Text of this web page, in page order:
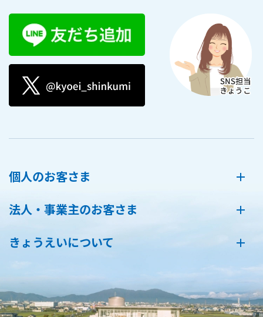
個人のお客さま
法人・事業主のお客さま
きょうえいについて